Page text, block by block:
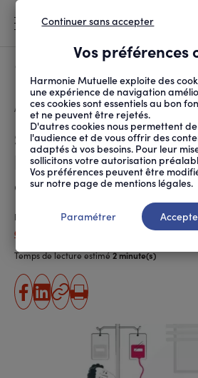
D'ARIANE
ACCUEIL SANTÉ ET SOINS MALADIES ET TRAITEMENTS
Saint-Nazaire :
l’aromathérapie
oncologie
Publié le 09.06.2022
Cécile Fratellini
Temps de lecture estimé2 minute(s)
partager
facebook
partager
linkedin
Copier
Imprimer
Vos préférences
Harmonie Mutuelle exploite des
une expérience de navigation
ces cookies sont essentiels au bon
et ne peuvent être rejetés.
D'autres cookies nous permettent
l'audience et de vous offrir des
adaptés à vos besoins. Pour leur
sollicitons votre autorisation
Vos préférences peuvent être
sur notre page de mentions légales.
Continuer sans accepter
Paramétrer